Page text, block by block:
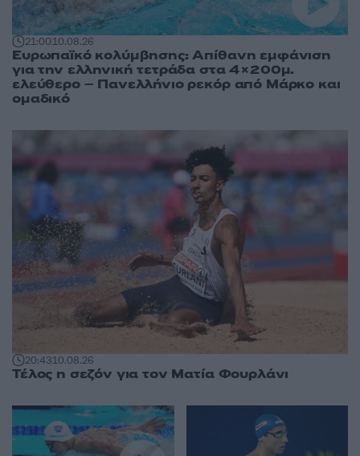
21:0010.08.26
Ευρωπαϊκό κολύμβησης: Απίθανη εμφάνιση
για την ελληνική τετράδα στα 4×200μ.
ελεύθερο – Πανελλήνιο ρεκόρ από Μάρκο και
ομαδικό
20:4310.08.26
Τέλος η σεζόν για τον Ματία Φουρλάνι